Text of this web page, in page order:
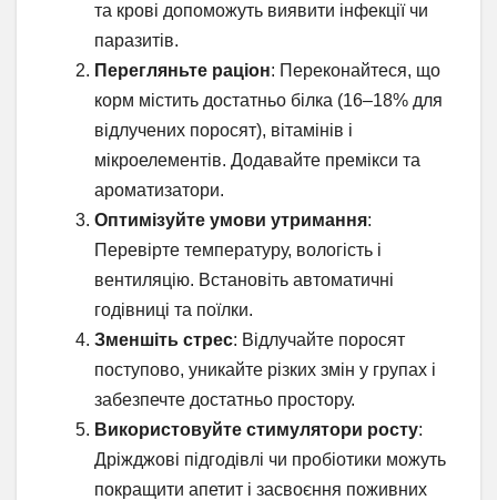
та крові допоможуть виявити інфекції чи
паразитів.
Перегляньте раціон: Переконайтеся, що
корм містить достатньо білка (16–18% для
відлучених поросят), вітамінів і
мікроелементів. Додавайте премікси та
ароматизатори.
Оптимізуйте умови утримання:
Перевірте температуру, вологість і
вентиляцію. Встановіть автоматичні
годівниці та поїлки.
Зменшіть стрес: Відлучайте поросят
поступово, уникайте різких змін у групах і
забезпечте достатньо простору.
Використовуйте стимулятори росту:
Дріжджові підгодівлі чи пробіотики можуть
покращити апетит і засвоєння поживних